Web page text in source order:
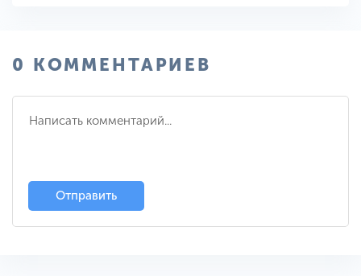
0 КОММЕНТАРИЕВ
Отправить